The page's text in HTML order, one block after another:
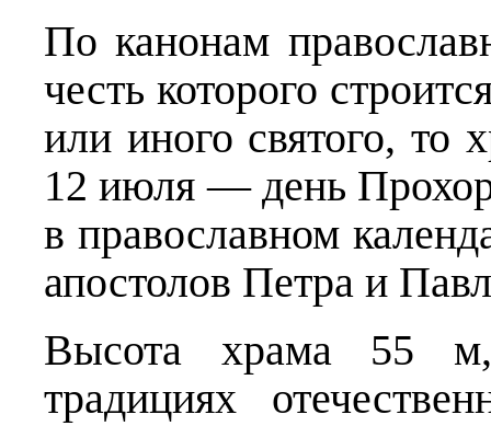
По канонам
честь которого
или иного святого,
12 июля — день
в православном
апостолов Петра и
Высота храма 55
традициях